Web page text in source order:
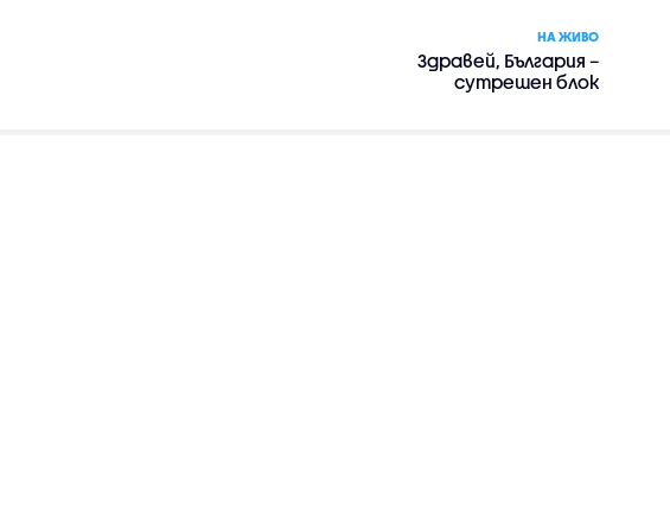
НА ЖИВО
Здравей, България –
сутрешен блок